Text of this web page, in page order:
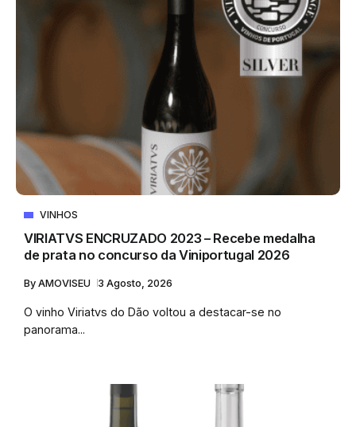
VINHOS
VIRIATVS ENCRUZADO 2023 – Recebe medalha
de prata no concurso da Viniportugal 2026
By AMOVISEU 3 Agosto, 2026
O vinho Viriatvs do Dão voltou a destacar-se no
panorama...